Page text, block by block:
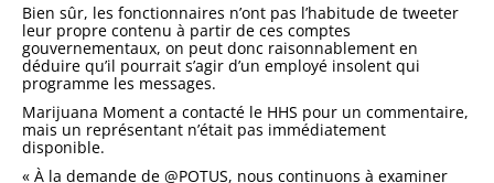
Bien sûr, les fonctionnaires n’ont pas l’habitude de tweeter
leur propre contenu à partir de ces comptes
gouvernementaux, on peut donc raisonnablement en
déduire qu’il pourrait s’agir d’un employé insolent qui
programme les messages.
Marijuana Moment a contacté le HHS pour un commentaire,
mais un représentant n’était pas immédiatement
disponible.
« À la demande de @POTUS, nous continuons à examiner